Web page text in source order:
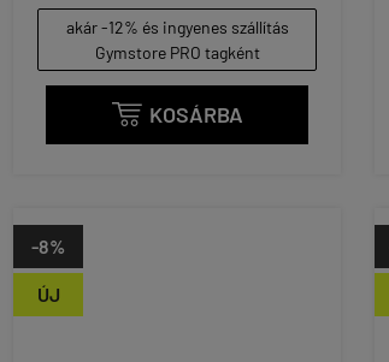
akár -12% és ingyenes szállítás
Gymstore PRO tagként
 KOSÁRBA
ÚJ
-8%